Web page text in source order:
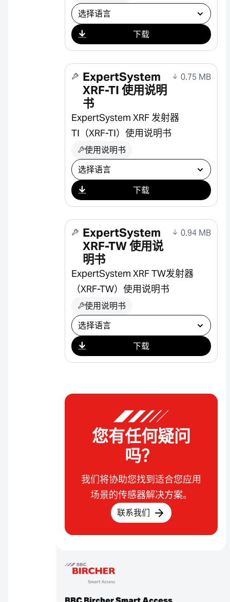
选择下载
下载
ExpertSystem
XRF-TI 使用说明
书
0.75 MB
ExpertSystem XRF 发射器
TI（XRF-TI）使用说明书
使用说明书
选择下载
下载
ExpertSystem
XRF-TW 使用说
明书
0.94 MB
ExpertSystem XRF TW发射器
（XRF-TW）使用说明书
使用说明书
选择下载
下载
您有任何疑问
吗？
我们将协助您找到适合您应用
场景的传感器解决方案。
联系我们